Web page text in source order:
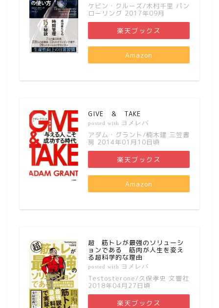
ケビン・クルーズ/木村千里 パン
ローリング 2017年09月
楽天ブックス
Amazon
GIVE ＆ TAKE
posted with ヨメレバ
アダム・グラント/楠木建 三笠書
房 2014年01月10日頃
楽天ブックス
Amazon
超 筋トレが最強のソリューシ
ョンである 筋肉が人生を変え
る超科学的な理由
posted with ヨメレバ
Testosterone/久保孝史 文響社
2018年04月27日頃
楽天ブックス